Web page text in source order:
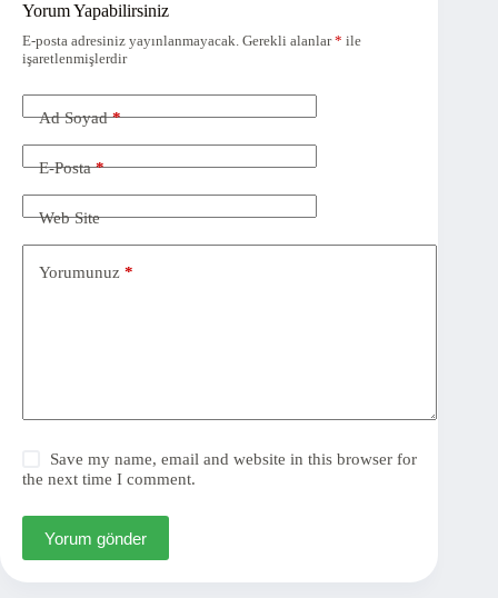
Yorum Yapabilirsiniz
E-posta adresiniz yayınlanmayacak. Gerekli alanlar* ile
işaretlenmişlerdir
Ad Soyad*
E-Posta*
Web Site
Yorumunuz *
Save my name, email and website in this browser for
the next time I comment.
Yorum gönder